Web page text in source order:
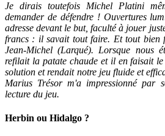
Je dirais toutefois Michel Platini
demander de défendre ! Ouvertures
adresse devant le but, faculté à jouer
francs : il savait tout faire. Et tout bien
Jean-Michel (Larqué). Lorsque nous
refilait la patate chaude et il en faisait
solution et rendait notre jeu fluide et
Marius Trésor m'a impressionné par
lecture du jeu.
Herbin ou Hidalgo ?